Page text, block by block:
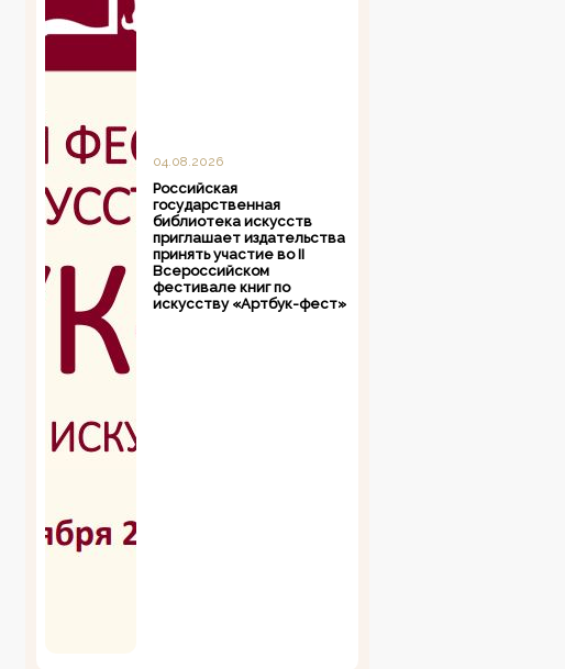
04.08.2026
Российская
государственная
библиотека искусств
приглашает издательства
принять участие во II
Всероссийском
фестивале книг по
искусству «Артбук-фест»